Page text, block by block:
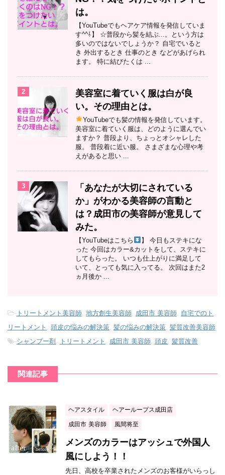
は。
【YouTubeでもヘアケア情報を発信していま
す^^⇩】 ☆普段から髪を結ぶ...。という方は
多いのではないでしょうか？ 自宅でいると
き 外出するとき 仕事のとき などがあげられ
ます。 特に結びたくは ...
2
美容室に着ていく服は白が良
い。その理由とは。
YouTubeでも髪の情報を発信しています。
美容室に着ていく服は、どのように選んでい
ますか？ 普段より、ちょっとオシャレした
服。 普段着に近い服。 さまざまな心理や考
えがあると思い ...
3
「あなたが大切にされている
か」がわかる美容師の言動と
は？成田市の美容師が意見して
みた。
【YouTubeはこちら
】 今日もステキにな
った 今回はカラー&カットをして、ステキに
してもらった。 いつも仕上がりに満足して
いて、とっても気に入ってる。 次回はまた2
ヵ月後か ...
- トリートメント美容師 地方創生美容師 成田市 美容師
自宅でのト
リートメント
頭皮の悩みの解決策 髪の悩みの解決策 髪質改善美容師
-シャンプー剤 トリートメント 成田市 美容師 頭皮 髪質改善
関連記事
ヘアスタイル ヘアーループス成田店
成田市 美容師 風間将至
メンズのカラーはアッシュで外国人
風にしよう！！
先日、高校を卒業されたメンズのお客様がいらっし